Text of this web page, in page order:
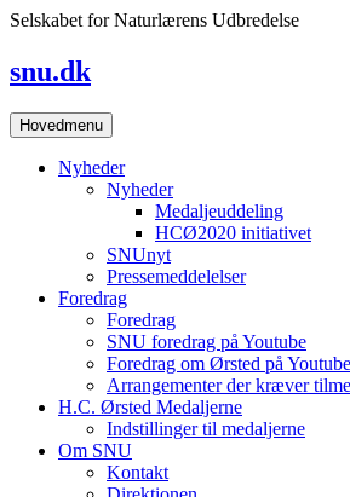
Skip
Selskabet for Naturlærens Udbredelse
snu.dk
Hovedmenu
Nyheder
Nyheder
Medaljeuddeling
HCØ2020 initiativet
SNUnyt
Pressemeddelelser
Foredrag
Foredrag
SNU foredrag på Youtube
Foredrag om Ørsted på Youtube
Arrangementer der kræver
H.C. Ørsted Medaljerne
Indstillinger til medaljerne
Om SNU
Kontakt